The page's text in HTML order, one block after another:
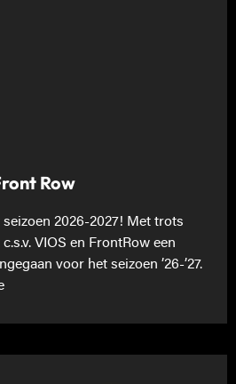
Row
2026-2027! Met trots
VIOS en FrontRow een
voor het seizoen ’26-’27.